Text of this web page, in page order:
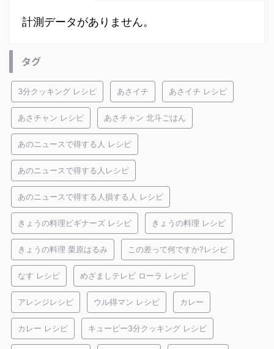
計測データがありません。
タグ
3分クッキング レシピ あさイチ あさイチ レシピ
あさチャン レシピ あさチャン 北斗ごはん
あのニュースで得する人 レシピ
あのニュースで得する人レシピ
あのニュースで得する人損する人 レシピ
きょうの料理ビギナーズ レシピ きょうの料理 レシピ
きょうの料理 栗原はるみ この差って何ですか?レシピ
なす レシピ めざましテレビ ローラ レシピ
アレンジレシピ ウル得マン レシピ カレー
カレー レシピ キューピー3分クッキング レシピ